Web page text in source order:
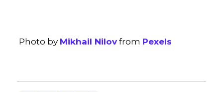
Photo by Mikhail Nilov from Pexels